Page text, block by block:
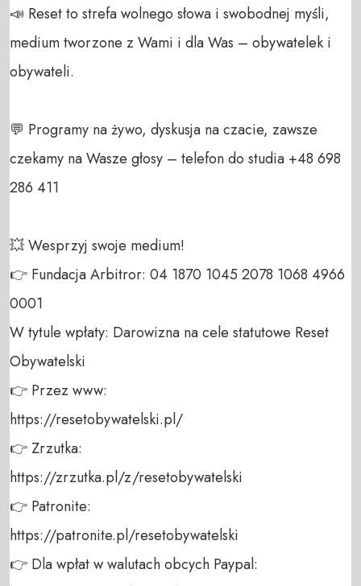
📣 Reset to strefa wolnego słowa i swobodnej myśli,
medium tworzone z Wami i dla Was – obywatelek i
obywateli.
💬 Programy na żywo, dyskusja na czacie, zawsze
czekamy na Wasze głosy – telefon do studia +48 698
286 411
💥 Wesprzyj swoje medium!
👉 Fundacja Arbitror: 04 1870 1045 2078 1068 4966
0001
W tytule wpłaty: Darowizna na cele statutowe Reset
Obywatelski
👉 Przez www:
https://resetobywatelski.pl/
👉 Zrzutka:
https://zrzutka.pl/z/resetobywatelski
👉 Patronite:
https://patronite.pl/resetobywatelski
👉 Dla wpłat w walutach obcych Paypal: